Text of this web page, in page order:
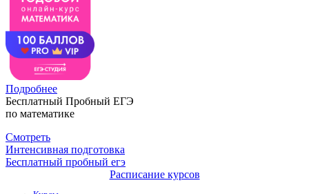
Подробнее
Бесплатный Пробный ЕГЭ
по математике
Смотреть
Интенсивная подготовка
Бесплатный пробный егэ
Расписание курсов